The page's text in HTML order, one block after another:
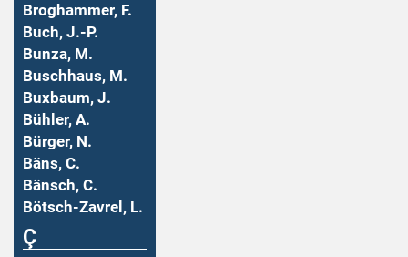
Broghammer, F.
Buch, J.-P.
Bunza, M.
Buschhaus, M.
Buxbaum, J.
Bühler, A.
Bürger, N.
Bäns, C.
Bänsch, C.
Bötsch-Zavrel, L.
Ç